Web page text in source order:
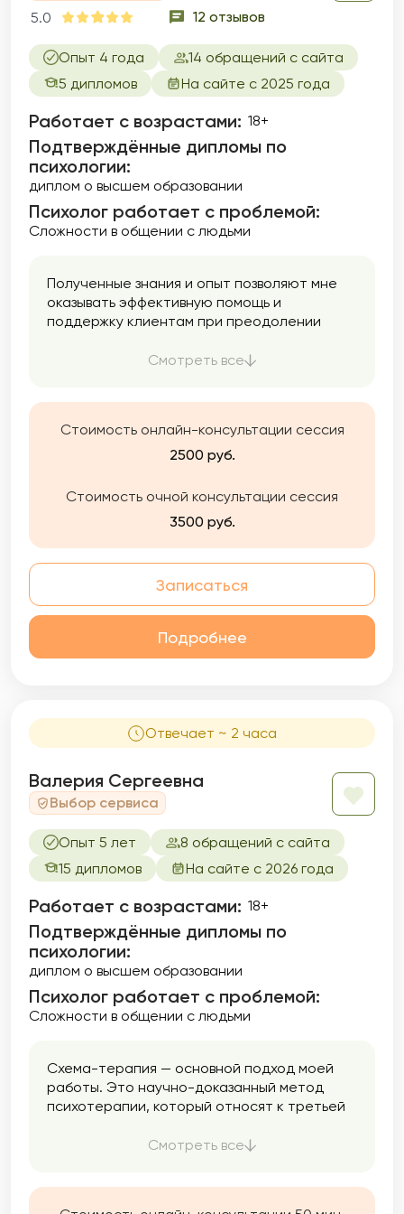
5.0 12 отзывов
Опыт 4 года
14 обращений с сайта
5 дипломов
На сайте с 2025 года
Работает с возрастами: 18+
Подтверждённые дипломы по
психологии:
диплом о высшем образовании
Психолог работает с проблемой:
Сложности в общении с людьми
Полученные знания и опыт позволяют мне
оказывать эффективную помощь и
поддержку клиентам при преодолении
формировании их индивидуального пути
лучшему пониманию своих эмоций, чувств и
Смотреть все
Стоимость онлайн-консультации сессия
2500 руб.
Стоимость очной консультации сессия
3500 руб.
Записаться
Подробнее
Отвечает ~ 2 часа
Валерия Сергеевна
Выбор сервиса
Опыт 5 лет
8 обращений с сайта
15 дипломов
На сайте с 2026 года
Работает с возрастами: 18+
Подтверждённые дипломы по
психологии:
диплом о высшем образовании
Психолог работает с проблемой:
Сложности в общении с людьми
Схема-терапия — основной подход моей
работы. Это научно-доказанный метод
психотерапии, который относят к третьей
Что это значит? Что в работе я как
Смотреть все